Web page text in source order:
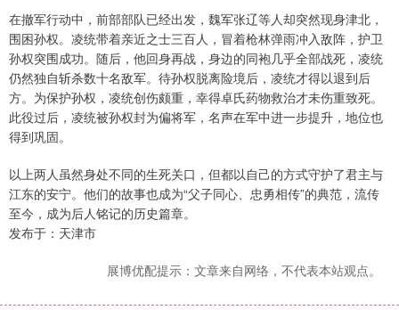
在撤军行动中，前部部队已经出发，魏军张辽等人却突然现身津北，
围困孙权。凌统带着亲近之士三百人，冒着枪林弹雨冲入敌阵，护卫
孙权突围成功。随后，他回身再战，身边的同袍几乎全部战死，凌统
仍然独自斩杀数十名敌军。待孙权脱离险境后，凌统才得以退到后
方。为保护孙权，凌统创伤颇重，幸得卓氏药物救治才未伤重致死。
此役过后，凌统被孙权封为偏将军，名声在军中进一步提升，地位也
得到巩固。
以上两人虽然身处不同的生死关口，但都以自己的方式守护了君主与
江东的安宁。他们的故事也成为“父子同心、忠勇相传”的典范，流传
至今，成为后人铭记的历史篇章。
发布于：天津市
展博优配提示：文章来自网络，不代表本站观点。